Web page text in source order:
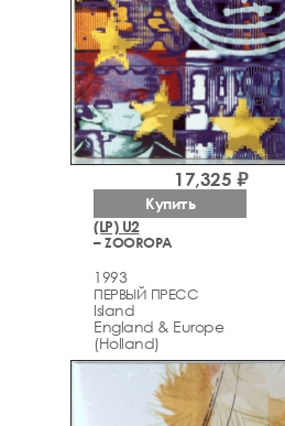
(LP) U2
– ZOOROPA
1993
ПЕРВЫЙ ПРЕСС
Island
England & Europe
(Holland)
17,325 ₽
Купить